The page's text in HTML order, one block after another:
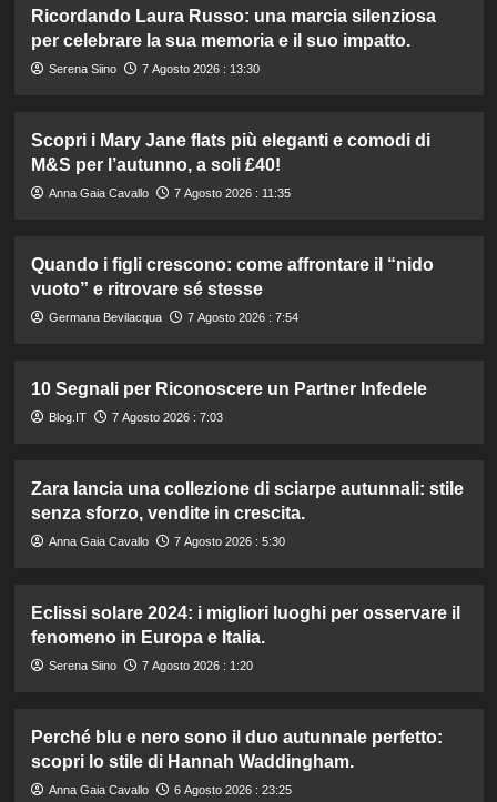
Ricordando Laura Russo: una marcia silenziosa
per celebrare la sua memoria e il suo impatto.
Serena Siino 7 Agosto 2026 : 13:30
Scopri i Mary Jane flats più eleganti e comodi di
M&S per l’autunno, a soli £40!
Anna Gaia Cavallo 7 Agosto 2026 : 11:35
Quando i figli crescono: come affrontare il “nido
vuoto” e ritrovare sé stesse
Germana Bevilacqua 7 Agosto 2026 : 7:54
10 Segnali per Riconoscere un Partner Infedele
Blog.IT 7 Agosto 2026 : 7:03
Zara lancia una collezione di sciarpe autunnali: stile
senza sforzo, vendite in crescita.
Anna Gaia Cavallo 7 Agosto 2026 : 5:30
Eclissi solare 2024: i migliori luoghi per osservare il
fenomeno in Europa e Italia.
Serena Siino 7 Agosto 2026 : 1:20
Perché blu e nero sono il duo autunnale perfetto:
scopri lo stile di Hannah Waddingham.
Anna Gaia Cavallo 6 Agosto 2026 : 23:25